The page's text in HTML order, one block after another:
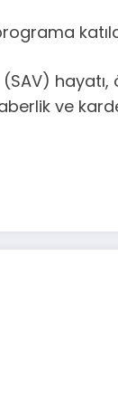
hayatı,
ve